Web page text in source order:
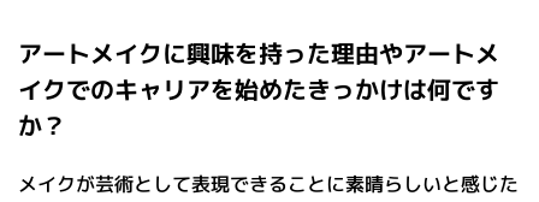
アートメイクに興味を持った理由やアートメ
イクでのキャリアを始めたきっかけは何です
か？
メイクが芸術として表現できることに素晴らしいと感じた